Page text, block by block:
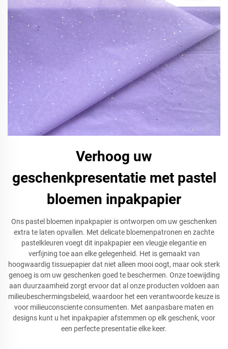
Verhoog uw
geschenkpresentatie met pastel
bloemen inpakpapier
Ons pastel bloemen inpakpapier is ontworpen om uw geschenken
extra te laten opvallen. Met delicate bloemenpatronen en zachte
pastelkleuren voegt dit inpakpapier een vleugje elegantie en
verfijning toe aan elke gelegenheid. Het is gemaakt van
hoogwaardig tissuepapier dat niet alleen mooi oogt, maar ook sterk
genoeg is om uw geschenken goed te beschermen. Onze toewijding
aan duurzaamheid zorgt ervoor dat al onze producten voldoen aan
milieubeschermingsbeleid, waardoor het een verantwoorde keuze is
voor milieuconsciente consumenten. Met aanpasbare maten en
designs kunt u het inpakpapier afstemmen op elk geschenk, voor
een perfecte presentatie elke keer.